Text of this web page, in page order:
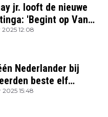
jr. looft de nieuwe
'Begint op Van
12:08
Nederlander bij
beste elf
15:48